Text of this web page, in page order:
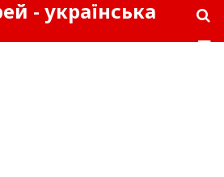
- українська